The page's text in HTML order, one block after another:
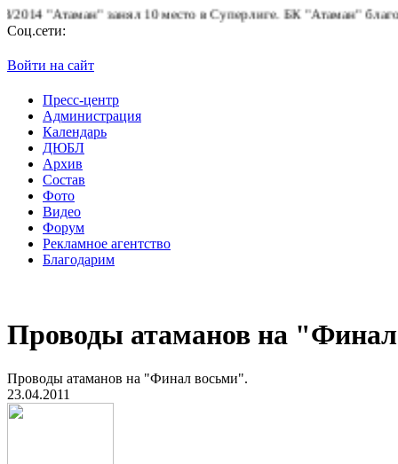
"Атаман" занял 10 место в Суперлиге.БК "Атаман"
Соц.сети:
Войти на сайт
Пресс-центр
Администрация
Календарь
ДЮБЛ
Архив
Состав
Фото
Видео
Форум
Рекламное агентство
Благодарим
Проводы атаманов на
Проводы атаманов на "Финал восьми".
23.04.2011